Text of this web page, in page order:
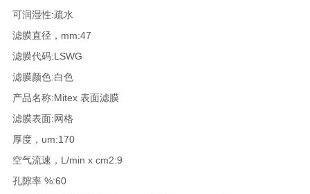
可润湿性:疏水
滤膜直径，mm:47
滤膜代码:LSWG
滤膜颜色:白色
产品名称:Mitex 表面滤膜
滤膜表面:网格
厚度，um:170
空气流速，L/min x cm2:9
孔隙率 %:60